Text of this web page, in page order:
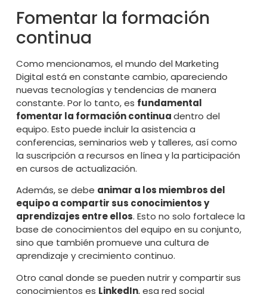
Fomentar la formación
continua
Como mencionamos, el mundo del Marketing
Digital está en constante cambio, apareciendo
nuevas tecnologías y tendencias de manera
constante. Por lo tanto, es fundamental
fomentar la formación continuadentro del
equipo. Esto puede incluir la asistencia a
conferencias, seminarios web y talleres, así como
la suscripción a recursos en línea y la participación
en cursos de actualización.
Además, se debe animar a los miembros del
equipo a compartir sus conocimientos y
aprendizajes entre ellos. Esto no solo fortalece la
base de conocimientos del equipo en su conjunto,
sino que también promueve una cultura de
aprendizaje y crecimiento continuo.
Otro canal donde se pueden nutrir y compartir sus
conocimientos es LinkedIn, esa red social